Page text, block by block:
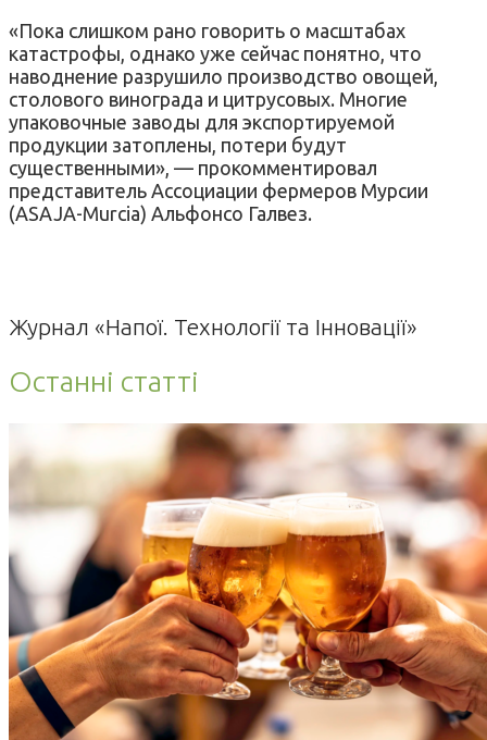
«Пока слишком рано говорить о масштабах
катастрофы, однако уже сейчас понятно, что
наводнение разрушило производство овощей,
столового винограда и цитрусовых. Многие
упаковочные заводы для экспортируемой
продукции затоплены, потери будут
существенными», — прокомментировал
представитель Ассоциации фермеров Мурсии
(ASAJA-Murcia) Альфонсо Галвез.
Журнал «Напої. Технології та Інновації»
Останні статті